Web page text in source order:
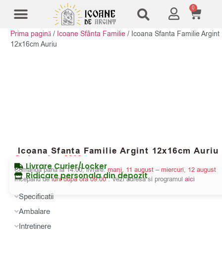
0
Prima pagină / Icoane Sfânta Familie / Icoana Sfanta Familie Argint
12x16cm Auriu
Icoana Sfanta Familie Argint 12x16cm Auriu
Cod produs: 3832
Livrare Curier/Locker
Comanda pana la 14:00, livrare:marți, 11 august – miercuri, 12 august
Ridicare personala din depozit
Incepand deluni dupa ora 09:00. Vezi adresa si programul aici
Specificatii
Ambalare
Intretinere